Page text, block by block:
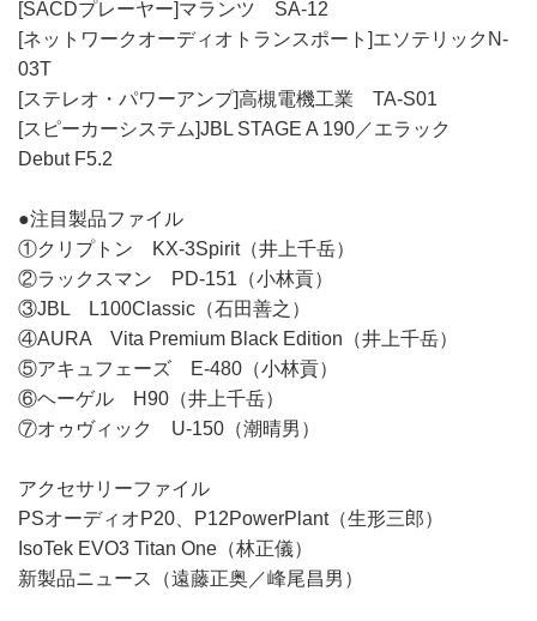
[SACDプレーヤー]マランツ SA-12
[ネットワークオーディオトランスポート]エソテリックN-
03T
[ステレオ・パワーアンプ]高槻電機工業 TA-S01
[スピーカーシステム]JBL STAGE A 190／エラック
Debut F5.2
●注目製品ファイル
①クリプトン KX-3Spirit（井上千岳）
②ラックスマン PD-151（小林貢）
③JBL L100Classic（石田善之）
④AURA Vita Premium Black Edition（井上千岳）
⑤アキュフェーズ E-480（小林貢）
⑥ヘーゲル H90（井上千岳）
⑦オゥヴィック U-150（潮晴男）
アクセサリーファイル
PSオーディオP20、P12PowerPlant（生形三郎）
IsoTek EVO3 Titan One（林正儀）
新製品ニュース（遠藤正奥／峰尾昌男）